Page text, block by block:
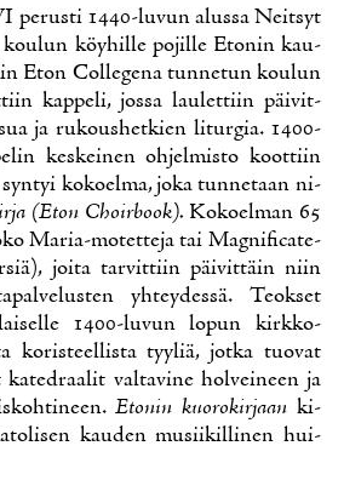
pe­rus­ti 1440-lu­vun alus­sa Neit­syt
köy­hil­le po­jil­le Eto­nin kau­
Eton Col­le­ge­na tun­ne­tun kou­lun
kap­pe­li, jos­sa lau­let­tiin päi­vit­
ja ru­kous­het­kien li­tur­gia. 1400-
kes­kei­nen oh­jel­mis­to koot­tiin
ko­koel­ma, jo­ka tun­ne­taan ni­
(Eton Choir­book). Ko­koel­man 65
Ma­ria-mo­tet­te­ja tai Mag­ni­fica­te­
joi­ta tar­vit­tiin päi­vit­täin niin
yh­tey­des­sä. Teok­set
1400-lu­vun lo­pun kirk­ko­
ko­ris­teel­lis­ta tyy­liä, jot­ka tuo­vat
val­ta­vi­ne hol­vei­neen ja
Eto­nin kuo­ro­kir­jaanki­
kau­den musii­kil­li­nen hui­